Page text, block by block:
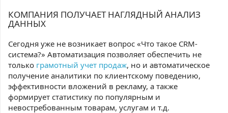
КОМПАНИЯ ПОЛУЧАЕТ НАГЛЯДНЫЙ АНАЛИЗ
ДАННЫХ
Сегодня уже не возникает вопрос «Что такое CRM-
система?» Автоматизация позволяет обеспечить не
только грамотный учет продаж, но и автоматическое
получение аналитики по клиентскому поведению,
эффективности вложений в рекламу, а также
формирует статистику по популярным и
невостребованным товарам, услугам и т.д.